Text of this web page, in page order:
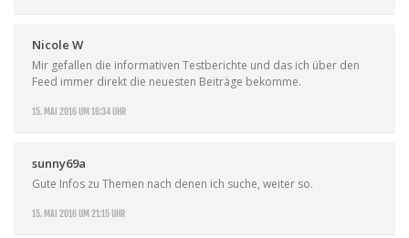
Nicole W
15. MAI 2016 UM 16:34 UHR
Mir gefallen die informativen Testberichte und das ich über den
Feed immer direkt die neuesten Beiträge bekomme.
sunny69a
15. MAI 2016 UM 21:15 UHR
Gute Infos zu Themen nach denen ich suche, weiter so.